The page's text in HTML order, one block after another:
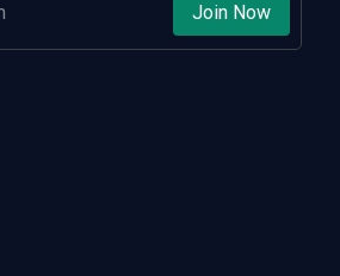
Join Now